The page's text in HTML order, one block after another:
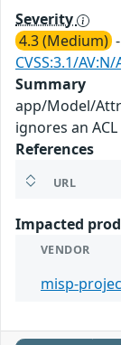
Severity
4.3 (Medium) -
CVSS:3.1/
Summary
app/Model/
ignores an
References
URL
Impacted
VENDOR
misp-